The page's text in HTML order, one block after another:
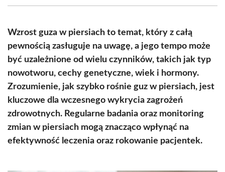
(Twitter)
Wzrost guza w piersiach to temat, który z całą
pewnością zasługuje na uwagę, a jego tempo może
być uzależnione od wielu czynników, takich jak typ
nowotworu, cechy genetyczne, wiek i hormony.
Zrozumienie, jak szybko rośnie guz w piersiach, jest
kluczowe dla wczesnego wykrycia zagrożeń
zdrowotnych. Regularne badania oraz monitoring
zmian w piersiach mogą znacząco wpłynąć na
efektywność leczenia oraz rokowanie pacjentek.